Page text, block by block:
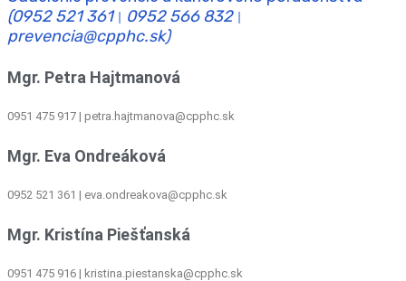
(0952 521 361
0952 566 832
prevencia@cpphc.sk)
Mgr. Petra Hajtmanová
0951 475 917 | petra.hajtmanova@cpphc.sk
Mgr. Eva Ondreáková
0952 521 361 | eva.ondreakova@cpphc.sk
Mgr. Kristína Piešťanská
0951 475 916 | kristina.piestanska@cpphc.sk